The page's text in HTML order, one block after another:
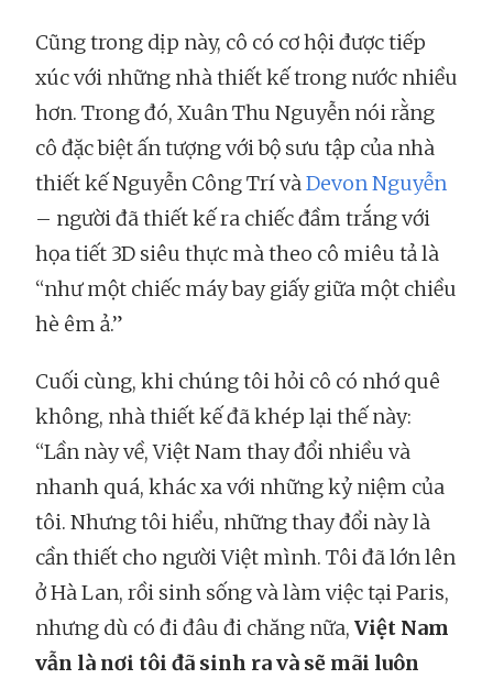
Cũng trong dịp này, cô có cơ hội được tiếp
xúc với những nhà thiết kế trong nước nhiều
hơn. Trong đó, Xuân Thu Nguyễn nói rằng
cô đặc biệt ấn tượng với bộ sưu tập của nhà
thiết kế Nguyễn Công Trí vàDevon Nguyễn
– người đã thiết kế ra chiếc đầm trắng với
họa tiết 3D siêu thực mà theo cô miêu tả là
“như một chiếc máy bay giấy giữa một chiều
hè êm ả.”
Cuối cùng, khi chúng tôi hỏi cô có nhớ quê
không, nhà thiết kế đã khép lại thế này:
“Lần này về, Việt Nam thay đổi nhiều và
nhanh quá, khác xa với những kỷ niệm của
tôi. Nhưng tôi hiểu, những thay đổi này là
cần thiết cho người Việt mình. Tôi đã lớn lên
ở Hà Lan, rồi sinh sống và làm việc tại Paris,
nhưng dù có đi đâu đi chăng nữa, Việt Nam
vẫn là nơi tôi đã sinh ra và sẽ mãi luôn